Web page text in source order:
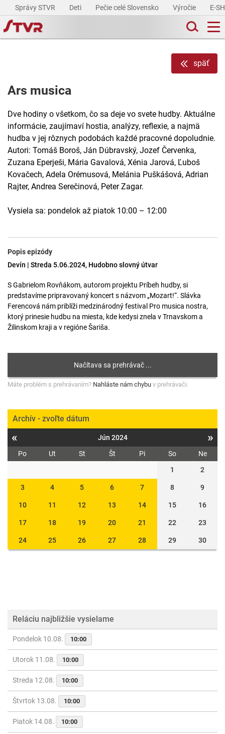
Správy STVR Deti Pečie celé Slovensko Výročie E-
späť
Ars musica
Dve hodiny o všetkom, čo sa deje vo svete hudby. Aktuálne
informácie, zaujímaví hostia, analýzy, reflexie, a najmä
hudba v jej rôznych podobách každé pracovné dopoludnie.
Autori: Tomáš Boroš, Ján Dúbravský, Jozef Červenka,
Zuzana Eperješi, Mária Gavalová, Xénia Jarová, Ľuboš
Kovačech, Adela Orémusová, Melánia Puškášová, Adrian
Rajter, Andrea Serečinová, Peter Zagar.
Vysiela sa: pondelok až piatok 10:00 – 12:00
Popis epizódy
Devín | Streda 5.06.2024, Hudobno slovný útvar
S Gabrielom Rovňákom, autorom projektu Príbeh hudby, si
predstavíme pripravovaný koncert s názvom „Mozart!“. Slávka
Ferencová nám priblíži medzinárodný festival Pro musica nostra,
ktorý prinesie hudbu na miesta, kde kedysi znela v Trnavskom a
Žilinskom kraji a v regióne Šariša.
Máte problém s prehrávaním? Nahláste nám chybu v prehrávači.
Archív - zvoľte dátum
« Jún 2024 »
Po Ut St Št Pi So
Ne
1
2
3 4 5 6 7 8 9
10 11 12 13 14 15 16
17 18 19 20 21 22 23
24 25 26 27 28 29 30
Reláciu najbližšie vysielame
Pondelok 10.08. 10:00
Utorok 11.08. 10:00
Streda 12.08. 10:00
Štvrtok 13.08. 10:00
Piatok 14.08. 10:00